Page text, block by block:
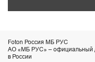
Foton Россия МБ РУС
АО «МБ РУС» – официальный
в России